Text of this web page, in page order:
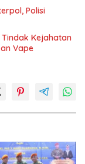
Polisi
Tindak Kejahatan
Vape